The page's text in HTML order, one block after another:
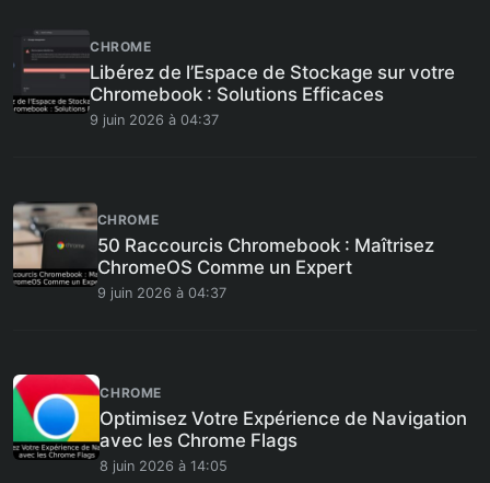
CHROME
Libérez de l’Espace de Stockage sur votre
Chromebook : Solutions Efficaces
9 juin 2026 à 04:37
CHROME
50 Raccourcis Chromebook : Maîtrisez
ChromeOS Comme un Expert
9 juin 2026 à 04:37
CHROME
Optimisez Votre Expérience de Navigation
avec les Chrome Flags
8 juin 2026 à 14:05